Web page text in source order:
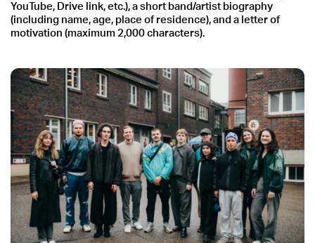
YouTube, Drive link, etc.), a short band/artist biography
(including name, age, place of residence), and a letter of
motivation (maximum 2,000 characters).